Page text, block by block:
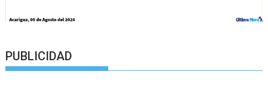
PUBLICIDAD